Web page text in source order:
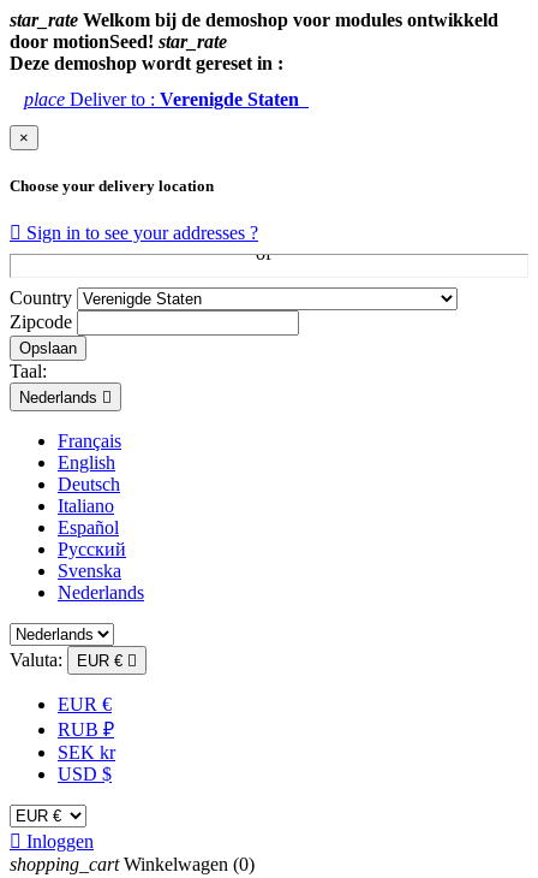
star_rate Welkom bij de demoshop voor modules ontwikkeld
door motionSeed! star_rate
Deze demoshop wordt gereset in :
place Deliver to : Verenigde Staten
×
Choose your delivery location
 Sign in to see your addresses ?
Country
Zipcode
Opslaan
Taal:
Nederlands 
Français
English
Deutsch
Italiano
Español
Русский
Svenska
Nederlands
Valuta: EUR € 
EUR €
RUB ₽
SEK kr
USD $
 Inloggen
shopping_cart Winkelwagen (0)